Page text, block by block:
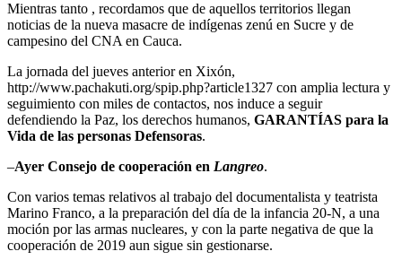
Mientras tanto , recordamos que de aquellos territorios llegan
noticias de la nueva masacre de indígenas zenú en Sucre y de
campesino del CNA en Cauca.
La jornada del jueves anterior en Xixón,
http://www.pachakuti.org/spip.php?article1327 con amplia lectura y
seguimiento con miles de contactos, nos induce a seguir
defendiendo la Paz, los derechos humanos, GARANTÍAS para la
Vida de las personas Defensoras.
–Ayer Consejo de cooperación en Langreo.
Con varios temas relativos al trabajo del documentalista y teatrista
Marino Franco, a la preparación del día de la infancia 20-N, a una
moción por las armas nucleares, y con la parte negativa de que la
cooperación de 2019 aun sigue sin gestionarse.